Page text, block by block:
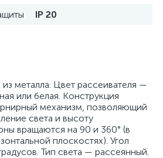
IP 20
металла. Цвет рассеивателя —
или белая. Конструкция
механизм, позволяющий
света и высоту
вращаются на 90 и 360° (в
плоскостях). Угол
Тип света — рассеянный.